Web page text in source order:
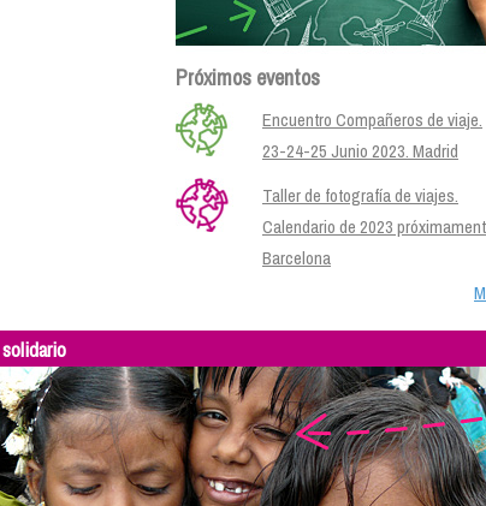
Próximos eventos
Encuentro Compañeros de viaje.
23-24-25 Junio 2023. Madrid
Taller de fotografía de viajes.
Calendario de 2023
Barcelona